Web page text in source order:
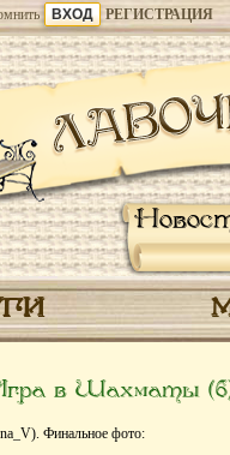
РЕГИСТРАЦИЯ
в Шахматы
Финальное фото: